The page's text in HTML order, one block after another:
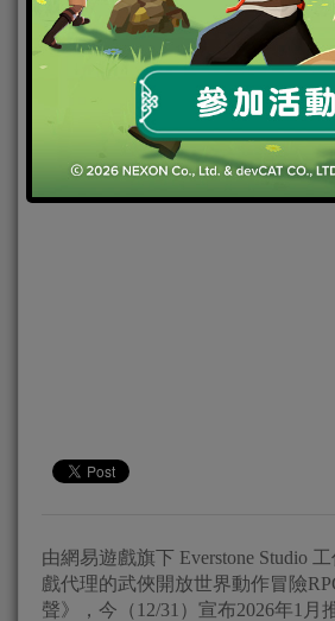
由網易遊戲旗下 Everstone Studio
戲代理的武俠開放世界動作冒險
聲》，今（12/31）宣布2026年1月